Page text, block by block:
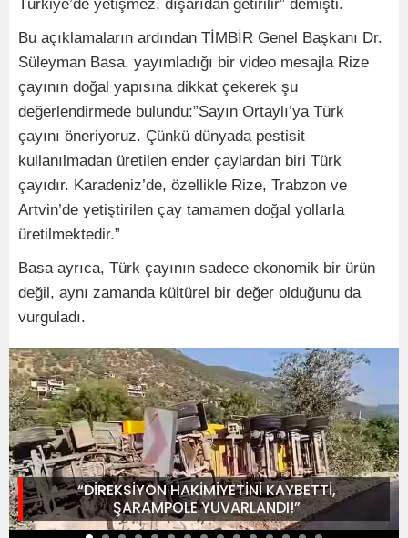
Türkiye’de yetişmez, dışarıdan getirilir” demişti.
Bu açıklamaların ardından TİMBİR Genel Başkanı Dr.
Süleyman Basa, yayımladığı bir video mesajla Rize
çayının doğal yapısına dikkat çekerek şu
değerlendirmede bulundu:”Sayın Ortaylı’ya Türk
çayını öneriyoruz. Çünkü dünyada pestisit
kullanılmadan üretilen ender çaylardan biri Türk
çayıdır. Karadeniz’de, özellikle Rize, Trabzon ve
Artvin’de yetiştirilen çay tamamen doğal yollarla
üretilmektedir.”
Basa ayrıca, Türk çayının sadece ekonomik bir ürün
değil, aynı zamanda kültürel bir değer olduğunu da
vurguladı.
“DİREKSİYON HAKİMİYETİNİ KAYBETTİ,
ŞARAMPOLE YUVARLANDI!”